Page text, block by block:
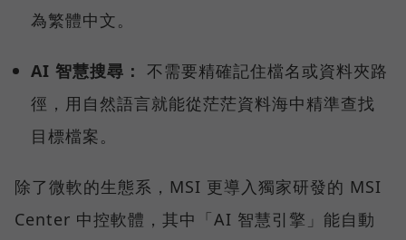
為繁體中文。
AI 智慧搜尋： 不需要精確記住檔名或資料夾路
徑，用自然語言就能從茫茫資料海中精準查找
目標檔案。
除了微軟的生態系，MSI 更導入獨家研發的 MSI
Center 中控軟體，其中「AI 智慧引擎」能自動